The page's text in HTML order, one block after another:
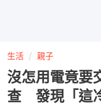
生活 親子
沒怎用電竟要
查 發現「這